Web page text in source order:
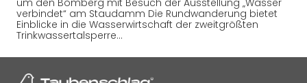
um den Bömberg mit Besuch der Ausstellung „Wasser
verbindet“ am Staudamm Die Rundwanderung bietet
Einblicke in die Wasserwirtschaft der zweitgrößten
Trinkwassertalsperre…